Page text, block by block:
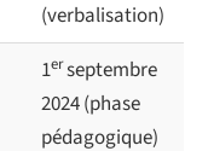
(verbalisation)
1erseptembre
2024 (phase
pédagogique)